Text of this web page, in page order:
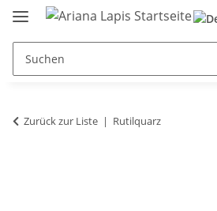
Zurück zur Liste Rutilquarz